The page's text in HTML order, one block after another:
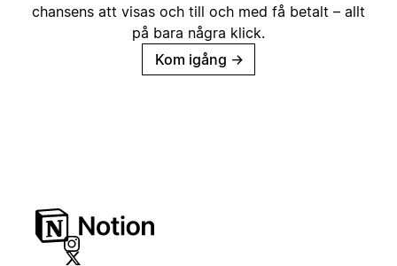
chansens att visas och till och med få betalt – allt
på bara några klick.
Kom igång →